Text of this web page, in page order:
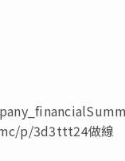
p/3d3ttt24做線